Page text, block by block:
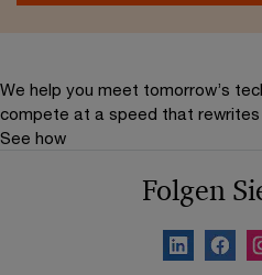
We help you meet tomorrow’s
compete at a speed that rewrites
See how
Folgen